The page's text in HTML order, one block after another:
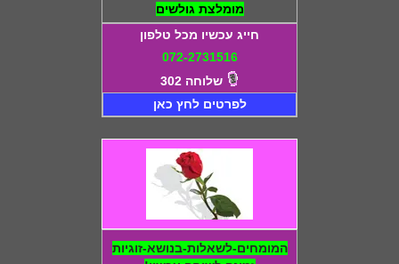
מומלצת גולשים
חייג עכשיו מכל טלפון
072-2731516
שלוחה 302
לפרטים לחץ כאן
המומחים-לשאלות-בנושא-זוגיות